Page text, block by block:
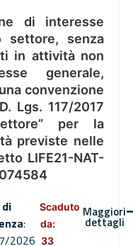
di interesse
senza
in attività non
generale,
convenzione
Lgs. 117/2017
per la
previste nelle
LIFE21-NAT-
:
2026
Scaduto
da:
33
Maggiori
dettagli